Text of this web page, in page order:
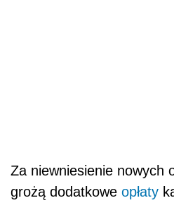
Za niewniesienie nowych
grożą dodatkowe opłaty